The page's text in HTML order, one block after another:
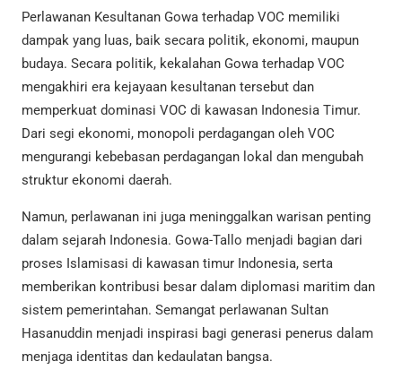
Perlawanan Kesultanan Gowa terhadap VOC memiliki
dampak yang luas, baik secara politik, ekonomi, maupun
budaya. Secara politik, kekalahan Gowa terhadap VOC
mengakhiri era kejayaan kesultanan tersebut dan
memperkuat dominasi VOC di kawasan Indonesia Timur.
Dari segi ekonomi, monopoli perdagangan oleh VOC
mengurangi kebebasan perdagangan lokal dan mengubah
struktur ekonomi daerah.
Namun, perlawanan ini juga meninggalkan warisan penting
dalam sejarah Indonesia. Gowa-Tallo menjadi bagian dari
proses Islamisasi di kawasan timur Indonesia, serta
memberikan kontribusi besar dalam diplomasi maritim dan
sistem pemerintahan. Semangat perlawanan Sultan
Hasanuddin menjadi inspirasi bagi generasi penerus dalam
menjaga identitas dan kedaulatan bangsa.